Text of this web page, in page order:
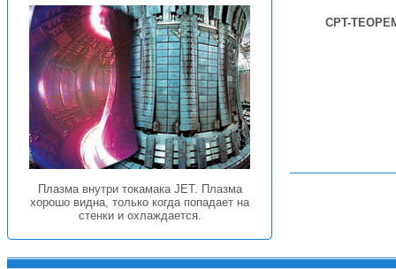
Плазма внутри токамака JET. Плазма
хорошо видна, только когда попадает на
стенки и охлаждается.
СРT-